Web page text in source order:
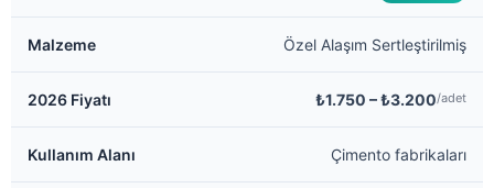
Özel Alaşım Sertleştirilmiş
₺1.750 – ₺3.200/adet
Çimento fabrikaları